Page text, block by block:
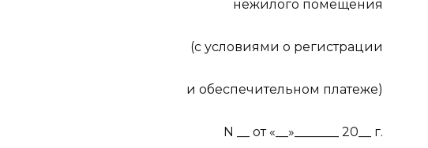
нежилого помещения
(с условиями о регистрации
и обеспечительном платеже)
N __ от «__»_______ 20__ г.